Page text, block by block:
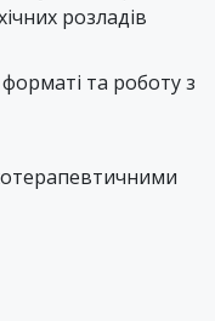
розладів
та роботу з